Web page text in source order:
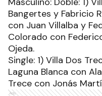
Bangertes y Fabricio
con Juan Villalba y
Colorado con
Ojeda.
Single: 1) Villa Dos
Laguna Blanca con
Trece con Jonás
Ads